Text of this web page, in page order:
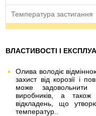
Температура застигання
ВЛАСТИВОСТІ І
Олива володіє
захист від корозії і
може задовольнити
виробників, а
відкладень, що
температур..